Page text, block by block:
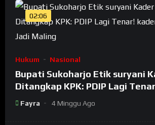
02:06
Hukum Nasional
Bupati Sukoharjo Etik suryani
Ditangkap KPK: PDIP Lagi
Banyak Jadi Maling
Fayra 4 Minggu Ago